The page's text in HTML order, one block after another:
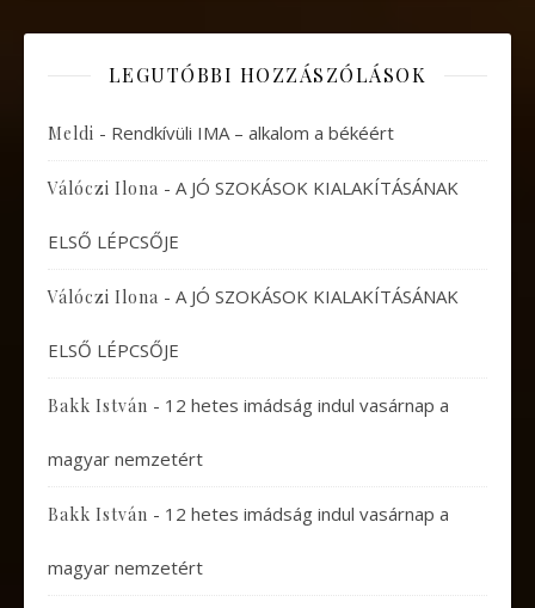
LEGUTÓBBI HOZZÁSZÓLÁSOK
Meldi - Rendkívüli IMA – alkalom a békéért
Válóczi Ilona - A JÓ SZOKÁSOK KIALAKÍTÁSÁNAK
ELSŐ LÉPCSŐJE
Válóczi Ilona - A JÓ SZOKÁSOK KIALAKÍTÁSÁNAK
ELSŐ LÉPCSŐJE
Bakk István - 12 hetes imádság indul vasárnap a
magyar nemzetért
Bakk István - 12 hetes imádság indul vasárnap a
magyar nemzetért